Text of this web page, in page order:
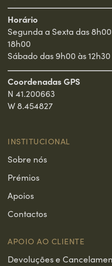
Wine Master
Wine Master
2017
2015 MEDALHA
Horário
Segunda a Sexta das
18h00
Sábado das 9h00 às 12h30
Coordenadas GPS
N 41.200663
W 8.454827
INSTITUCIONAL
Sobre nós
Prémios
Apoios
Contactos
APOIO AO CLIENTE
Devoluções e